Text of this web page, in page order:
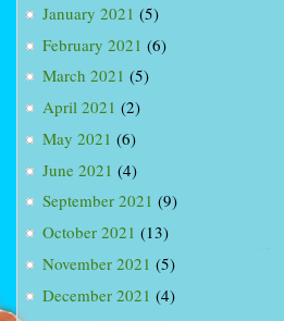
January 2021 (5)
February 2021 (6)
March 2021 (5)
April 2021 (2)
May 2021 (6)
June 2021 (4)
September 2021 (9)
October 2021 (13)
November 2021 (5)
December 2021 (4)